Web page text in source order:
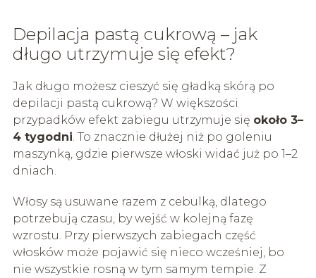
Depilacja pastą cukrową – jak
długo utrzymuje się efekt?
Jak długo możesz cieszyć się gładką skórą po
depilacji pastą cukrową? W większości
przypadków efekt zabiegu utrzymuje się około 3–
4 tygodni. To znacznie dłużej niż po goleniu
maszynką, gdzie pierwsze włoski widać już po 1–2
dniach.
Włosy są usuwane razem z cebulką, dlatego
potrzebują czasu, by wejść w kolejną fazę
wzrostu. Przy pierwszych zabiegach część
włosków może pojawić się nieco wcześniej, bo
nie wszystkie rosną w tym samym tempie. Z